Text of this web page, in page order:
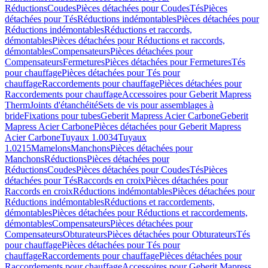
RéductionsCoudesPièces détachées pour CoudesTésPièces
détachées pour TésRéductions indémontablesPièces détachées pour
Réductions indémontablesRéductions et raccords,
démontablesPièces détachées pour Réductions et raccords,
démontablesCompensateursPièces détachées pour
CompensateursFermeturesPièces détachées pour FermeturesTés
pour chauffagePièces détachées pour Tés pour
chauffageRaccordements pour chauffagePièces détachées pour
Raccordements pour chauffageAccessoires pour Geberit Mapress
ThermJoints d'étanchéitéSets de vis pour assemblages à
brideFixations pour tubesGeberit Mapress Acier CarboneGeberit
Mapress Acier CarbonePièces détachées pour Geberit Mapress
Acier CarboneTuyaux 1.0034Tuyaux
1.0215MamelonsManchonsPièces détachées pour
ManchonsRéductionsPièces détachées pour
RéductionsCoudesPièces détachées pour CoudesTésPièces
détachées pour TésRaccords en croixPièces détachées pour
Raccords en croixRéductions indémontablesPièces détachées pour
Réductions indémontablesRéductions et raccordements,
démontablesPièces détachées pour Réductions et raccordements,
démontablesCompensateursPièces détachées pour
CompensateursObturateursPièces détachées pour ObturateursTés
pour chauffagePièces détachées pour Tés pour
chauffageRaccordements pour chauffagePièces détachées pour